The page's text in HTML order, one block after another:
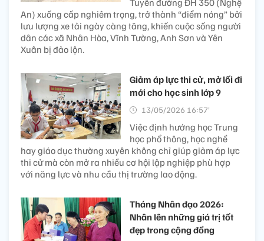
An) xuống cấp nghiêm trọng, trở thành “điểm nóng” bởi
lưu lượng xe tải ngày càng tăng, khiến cuộc sống người
dân các xã Nhân Hòa, Vĩnh Tường, Anh Sơn và Yên
Xuân bị đảo lộn.
Giảm áp lực thi cử, mở lối đi
mới cho học sinh lớp 9
13/05/2026 16:57’
Việc định hướng học Trung
học phổ thông, học nghề
hay giáo dục thường xuyên không chỉ giúp giảm áp lực
thi cử mà còn mở ra nhiều cơ hội lập nghiệp phù hợp
với năng lực và nhu cầu thị trường lao động.
Tháng Nhân đạo 2026:
Nhân lên những giá trị tốt
đẹp trong cộng đồng